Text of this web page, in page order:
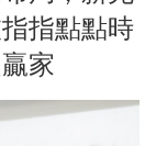
指點點時
家